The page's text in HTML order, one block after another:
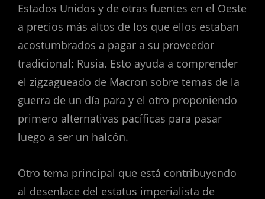
Estados Unidos y de otras fuentes en el Oeste
a precios más altos de los que ellos estaban
acostumbrados a pagar a su proveedor
tradicional: Rusia. Esto ayuda a comprender
el zigzagueado de Macron sobre temas de la
guerra de un día para y el otro proponiendo
primero alternativas pacíficas para pasar
luego a ser un halcón.
Otro tema principal que está contribuyendo
al desenlace del estatus imperialista de